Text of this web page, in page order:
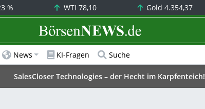
% WTI 78,10 Gold4.354,37
BörsenNEWS.de
News KI-Fragen Suche
SalesCloser Technologies – der Hecht im Karpfenteich!